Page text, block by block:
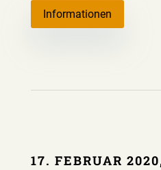
Informationen
17. FEBRUAR